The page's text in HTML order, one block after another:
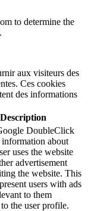
to determine the
aux visiteurs des
Ces cookies
des informations
Description
DoubleClick
information about
uses the website
advertisement
the website. This
users with ads
to them
the user profile.